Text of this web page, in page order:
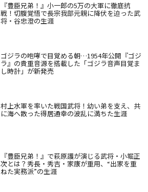
『豊臣兄弟！』小一郎の5万の大軍に徹底抗
戦！切腹覚悟で長宗我部元親に降伏を迫った武
将・谷忠澄の生涯
ゴジラの咆哮で目覚める朝…1954年公開『ゴジ
ラ』の貴重音源を搭載した「ゴジラ音声目覚ま
し時計」が新発売
村上水軍を率いた戦国武将！幼い弟を支え、共
に海へ散った得居通幸の波乱に満ちた生涯
『豊臣兄弟！』で萩原護が演じる武将・小堀正
次とは？秀長・秀吉・家康が重用、“出家を重
ねた実務派”の生涯